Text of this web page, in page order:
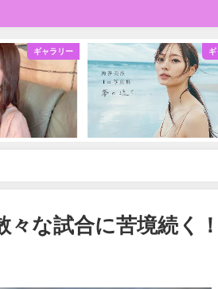
ギャラリー ギ
な試合に苦境続く！